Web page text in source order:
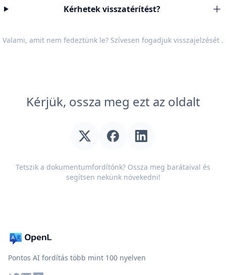
Kérhetek visszatérítést?
Valami, amit nem fedeztünk le? Szívesen fogadjuk visszajelzését .
Kérjük, ossza meg ezt az oldalt
Tetszik a dokumentumfordítónk? Ossza meg barátaival és
segítsen nekünk növekedni!
Pontos AI fordítás több mint 100 nyelven